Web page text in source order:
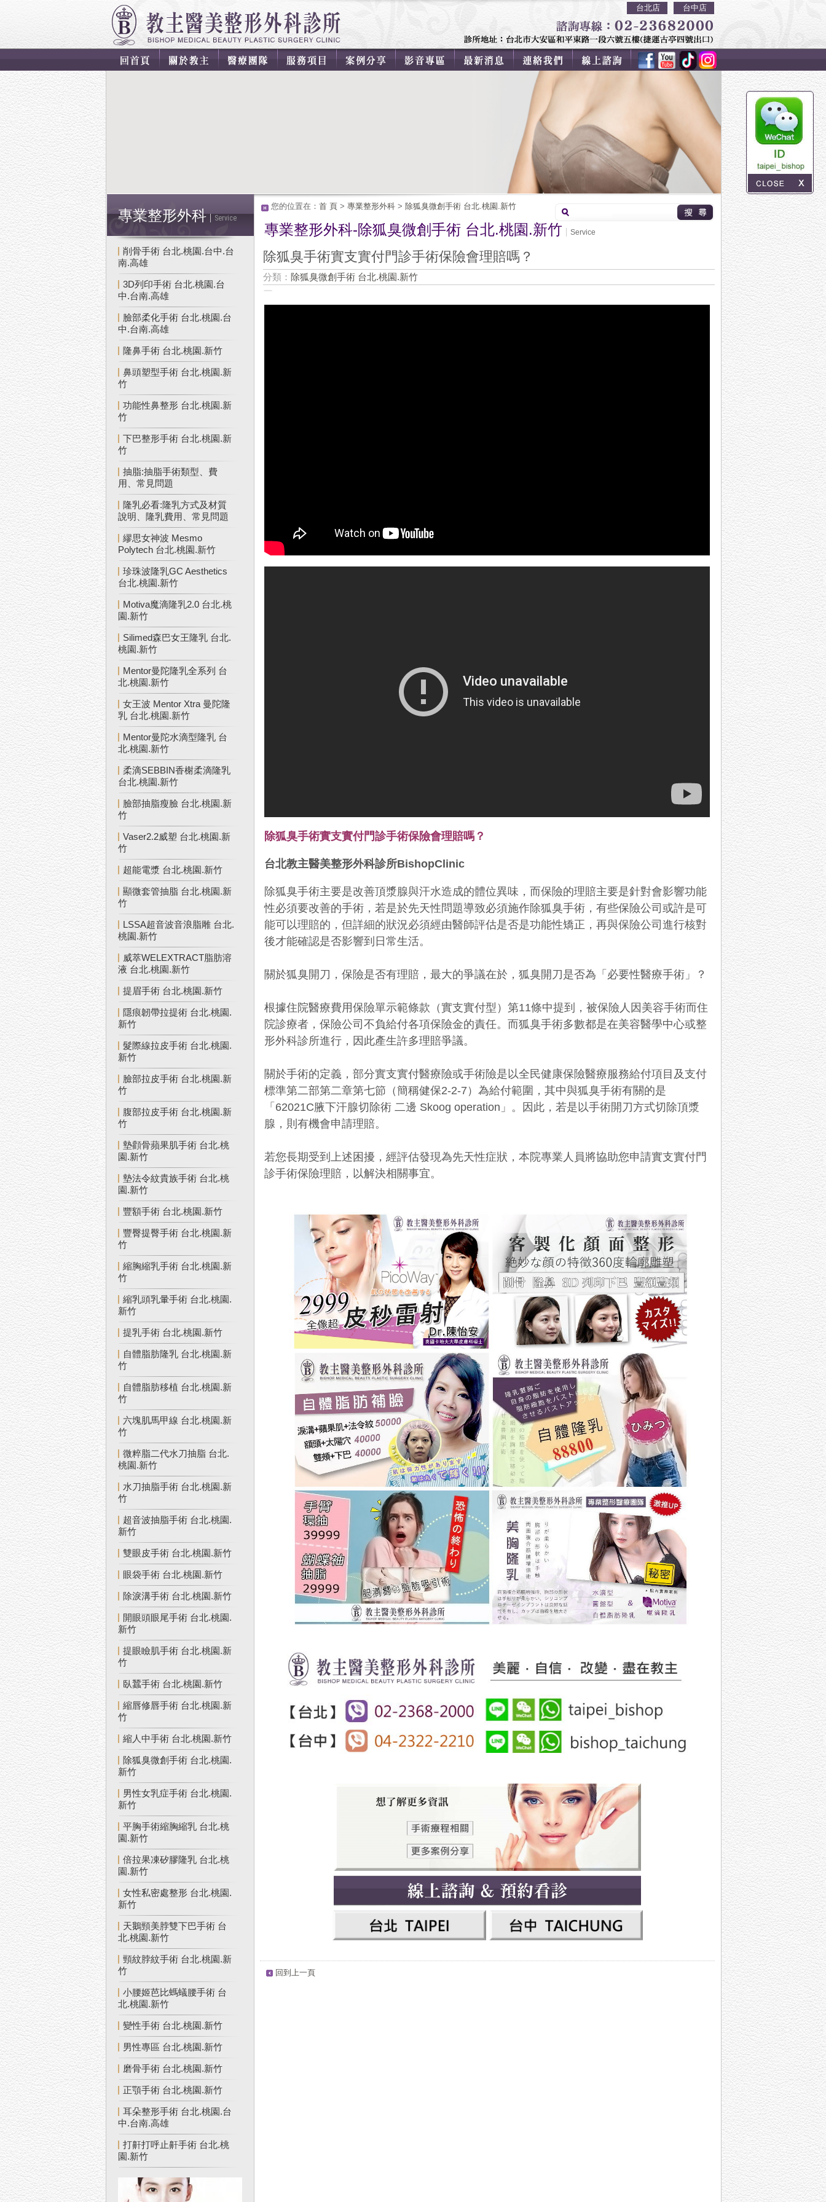
台北店 台中店
專業整形外科 Service
削骨手術 台北.桃園.台中.台
南.高雄
3D列印手術 台北.桃園.台
中.台南.高雄
臉部柔化手術 台北.桃園.台
中.台南.高雄
隆鼻手術 台北.桃園.新竹
鼻頭塑型手術 台北.桃園.新
竹
功能性鼻整形 台北.桃園.新
竹
下巴整形手術 台北.桃園.新
竹
抽脂:抽脂手術類型、費
用、常見問題
隆乳必看:隆乳方式及材質
說明、隆乳費用、常見問題
繆思女神波 Mesmo
Polytech 台北.桃園.新竹
珍珠波隆乳GC Aesthetics
台北.桃園.新竹
Motiva魔滴隆乳2.0 台北.桃
園.新竹
Silimed森巴女王隆乳 台北.
桃園.新竹
Mentor曼陀隆乳全系列 台
北.桃園.新竹
女王波 Mentor Xtra 曼陀隆
乳 台北.桃園.新竹
Mentor曼陀水滴型隆乳 台
北.桃園.新竹
柔滴SEBBIN香榭柔滴隆乳
台北.桃園.新竹
臉部抽脂瘦臉 台北.桃園.新
竹
Vaser2.2威塑 台北.桃園.新
竹
超能電漿 台北.桃園.新竹
顯微套管抽脂 台北.桃園.新
竹
LSSA超音波音浪脂雕 台北.
桃園.新竹
威萃WELEXTRACT脂肪溶
液 台北.桃園.新竹
提眉手術 台北.桃園.新竹
隱痕韌帶拉提術 台北.桃園.
新竹
髮際線拉皮手術 台北.桃園.
新竹
臉部拉皮手術 台北.桃園.新
竹
腹部拉皮手術 台北.桃園.新
竹
墊顴骨蘋果肌手術 台北.桃
園.新竹
墊法令紋貴族手術 台北.桃
園.新竹
豐額手術 台北.桃園.新竹
豐臀提臀手術 台北.桃園.新
竹
縮胸縮乳手術 台北.桃園.新
竹
縮乳頭乳暈手術 台北.桃園.
新竹
提乳手術 台北.桃園.新竹
自體脂肪隆乳 台北.桃園.新
竹
自體脂肪移植 台北.桃園.新
竹
六塊肌馬甲線 台北.桃園.新
竹
微粹脂二代水刀抽脂 台北.
桃園.新竹
水刀抽脂手術 台北.桃園.新
竹
超音波抽脂手術 台北.桃園.
新竹
雙眼皮手術 台北.桃園.新竹
眼袋手術 台北.桃園.新竹
除淚溝手術 台北.桃園.新竹
開眼頭眼尾手術 台北.桃園.
新竹
提眼瞼肌手術 台北.桃園.新
竹
臥蠶手術 台北.桃園.新竹
縮唇修唇手術 台北.桃園.新
竹
縮人中手術 台北.桃園.新竹
除狐臭微創手術 台北.桃園.
新竹
男性女乳症手術 台北.桃園.
新竹
平胸手術縮胸縮乳 台北.桃
園.新竹
倍拉果凍矽膠隆乳 台北.桃
園.新竹
女性私密處整形 台北.桃園.
新竹
天鵝頸美脖雙下巴手術 台
北.桃園.新竹
頸紋脖紋手術 台北.桃園.新
竹
小腰姬芭比螞蟻腰手術 台
北.桃園.新竹
變性手術 台北.桃園.新竹
男性專區 台北.桃園.新竹
磨骨手術 台北.桃園.新竹
正顎手術 台北.桃園.新竹
耳朵整形手術 台北.桃園.台
中.台南.高雄
打鼾打呼止鼾手術 台北.桃
園.新竹
您的位置在： 首 頁 > 專業整形外科 > 除狐臭微創手術 台北.桃園.新竹
專業整形外科-除狐臭微創手術 台北.桃園.新竹 Service
除狐臭手術實支實付門診手術保險會理賠嗎？
分類： 除狐臭微創手術 台北.桃園.新竹
除狐臭手術實支實付門診手術保險會理賠嗎？
台北教主醫美整形外科診所BishopClinic
除狐臭手術主要是改善頂漿腺與汗水造成的體位異味，而保險的理賠主要是針對會影響功能
性必須要改善的手術，若是於先天性問題導致必須施作除狐臭手術，有些保險公司或許是可
能可以理賠的，但詳細的狀況必須經由醫師評估是否是功能性矯正，再與保險公司進行核對
後才能確認是否影響到日常生活。
關於狐臭開刀，保險是否有理賠，最大的爭議在於，狐臭開刀是否為「必要性醫療手術」？
根據住院醫療費用保險單示範條款（實支實付型）第11條中提到，被保險人因美容手術而住
院診療者，保險公司不負給付各項保險金的責任。而狐臭手術多數都是在美容醫學中心或整
形外科診所進行，因此產生許多理賠爭議。
關於手術的定義，部分實支實付醫療險或手術險是以全民健康保險醫療服務給付項目及支付
標準第二部第二章第七節（簡稱健保2-2-7）為給付範圍，其中與狐臭手術有關的是
「62021C腋下汗腺切除術 二邊 Skoog operation」。因此，若是以手術開刀方式切除頂漿
腺，則有機會申請理賠。
若您長期受到上述困擾，經評估發現為先天性症狀，本院專業人員將協助您申請實支實付門
診手術保險理賠，以解決相關事宜。
回到上一頁